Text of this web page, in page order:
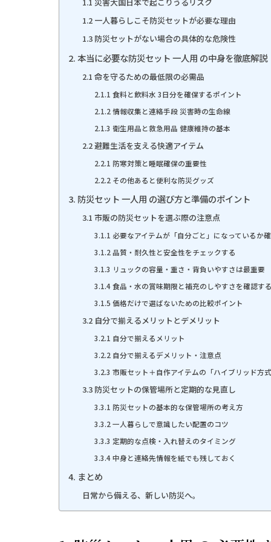
1.2 一人暮らしこそ防災セットが必要な理由
1.3 防災セットがない場合の具体的な危険性
2. 本当に必要な防災セット 一人用 の中身を徹底解説
2.1 命を守るための最低限の必需品
2.1.1 食料と飲料水 3日分を確保するポイント
2.1.2 情報収集と連絡手段 災害時の生命線
2.1.3 衛生用品と救急用品 健康維持の基本
2.2 避難生活を支える快適アイテム
2.2.1 防寒対策と睡眠確保の重要性
2.2.2 その他あると便利な防災グッズ
3. 防災セット 一人用 の選び方と準備のポイント
3.1 市販の防災セットを選ぶ際の注意点
3.1.1 必要なアイテムが「自分ごと」になっているか
3.1.2 品質・耐久性と安全性をチェックする
3.1.3 リュックの容量・重さ・背負いやすさは最重要
3.1.4 食品・水の賞味期限と補充のしやすさを確認す
3.1.5 価格だけで選ばないための比較ポイント
3.2 自分で揃えるメリットとデメリット
3.2.1 自分で揃えるメリット
3.2.2 自分で揃えるデメリット・注意点
3.2.3 市販セット＋自作アイテムの「ハイブリッド方
3.3 防災セットの保管場所と定期的な見直し
3.3.1 防災セットの基本的な保管場所の考え方
3.3.2 一人暮らしで意識したい配置のコツ
3.3.3 定期的な点検・入れ替えのタイミング
3.3.4 中身と連絡先情報を紙でも残しておく
4. まとめ
日常から備える、新しい防災へ。